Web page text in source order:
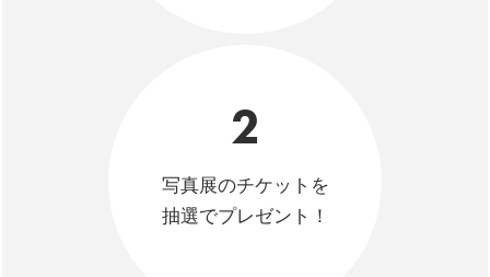
2
写真展のチケットを
抽選でプレゼント！